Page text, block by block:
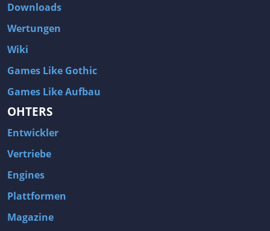
Downloads
Wertungen
Wiki
Games Like Gothic
Games Like Aufbau
OHTERS
Entwickler
Vertriebe
Engines
Plattformen
Magazine